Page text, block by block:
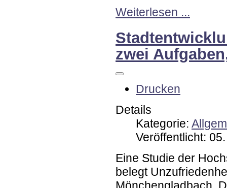
Weiterlesen ...
zwei
Drucken
Details
Kategorie:
Veröffentlicht:
Eine Studie der
belegt